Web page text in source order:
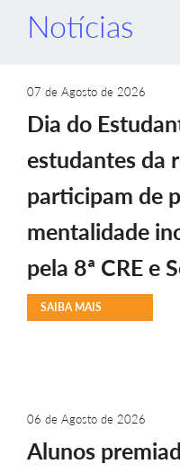
Notícias
07 de Agosto de 2026
Dia do
estudantes da
participam de
mentalidade
pela 8ª CRE e
SAIBA MAIS
06 de Agosto de 2026
Alunos